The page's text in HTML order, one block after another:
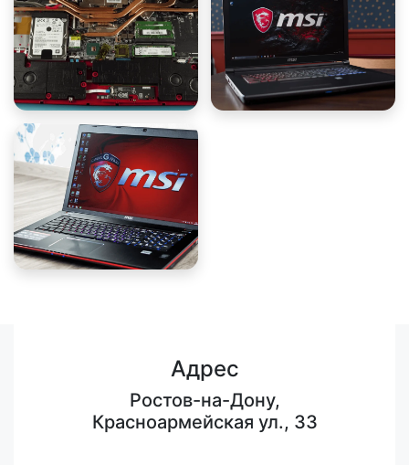
Адрес
Ростов-на-Дону,
Красноармейская ул., 33